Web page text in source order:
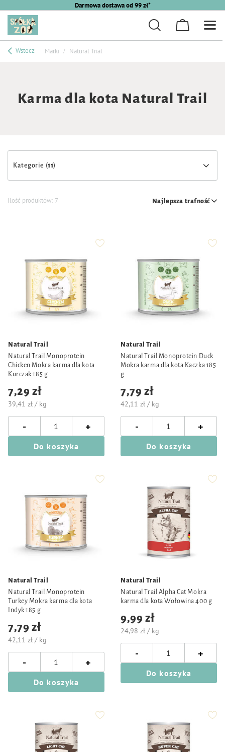
Darmowa dostawa od 99 zł*
Wstecz Marki Natural Trial
Karma dla kota Natural Trail
Kategorie (11)
Ilość produktów: 7 Najlepsza trafność
Natural Trail
Natural Trail Monoprotein
Chicken Mokra karma dla kota
Kurczak 185 g
7,29 zł
39,41 zł / kg
- +
Do koszyka
Natural Trail
Natural Trail Monoprotein Duck
Mokra karma dla kota Kaczka 185
g
7,79 zł
42,11 zł / kg
- +
Do koszyka
Natural Trail
Natural Trail Monoprotein
Turkey Mokra karma dla kota
Indyk 185 g
7,79 zł
42,11 zł / kg
- +
Do koszyka
Natural Trail
Natural Trail Alpha Cat Mokra
karma dla kota Wołowina 400 g
9,99 zł
24,98 zł / kg
- +
Do koszyka